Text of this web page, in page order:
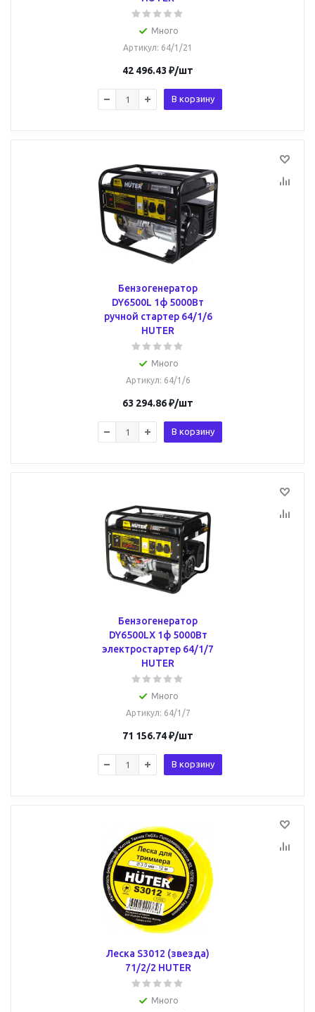
Много
Артикул: 64/1/21
42 496.43 ₽/шт
В корзину
Бензогенератор
DY6500L 1ф 5000Вт
ручной стартер 64/1/6
HUTER
Много
Артикул: 64/1/6
63 294.86₽/шт
В корзину
Бензогенератор
DY6500LX 1ф 5000Вт
электростартер 64/1/7
HUTER
Много
Артикул: 64/1/7
71 156.74₽/шт
В корзину
Леска S3012 (звезда)
71/2/2 HUTER
Много